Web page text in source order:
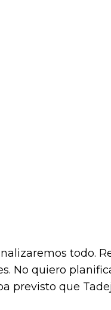
todo.
No quiero
previsto que